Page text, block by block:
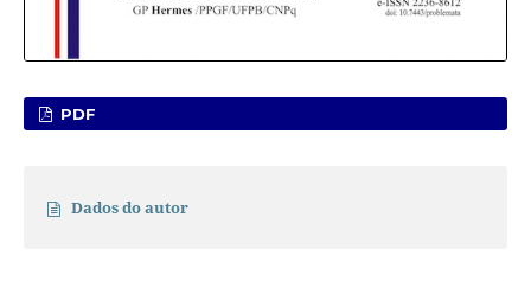
PDF
Dados do autor